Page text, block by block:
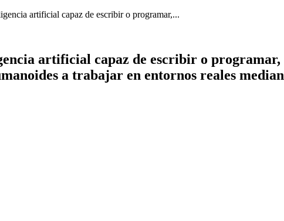
artificial capaz de escribir o programar,...
artificial capaz de escribir o
a trabajar en entornos reales